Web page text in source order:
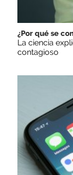
¿Por qué se
La ciencia
contagioso